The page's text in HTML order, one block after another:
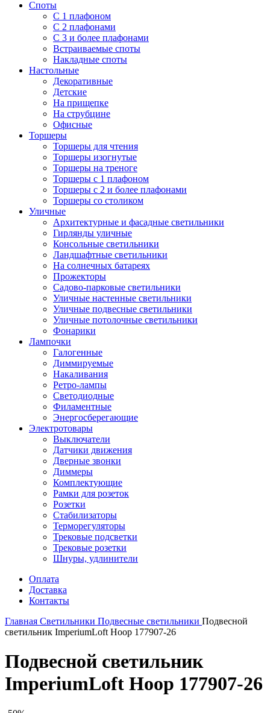
Споты
С 1 плафоном
С 2 плафонами
С 3 и более плафонами
Встраиваемые споты
Накладные споты
Настольные
Декоративные
Детские
На прищепке
На струбцине
Офисные
Торшеры
Торшеры для чтения
Торшеры изогнутые
Торшеры на треноге
Торшеры с 1 плафоном
Торшеры с 2 и более плафонами
Торшеры со столиком
Уличные
Архитектурные и фасадные светильники
Гирлянды уличные
Консольные светильники
Ландшафтные светильники
На солнечных батареях
Прожекторы
Садово-парковые светильники
Уличные настенные светильники
Уличные подвесные светильники
Уличные потолочные светильники
Фонарики
Лампочки
Галогенные
Диммируемые
Накаливания
Ретро-лампы
Светодиодные
Филаментные
Энергосберегающие
Электротовары
Выключатели
Датчики движения
Дверные звонки
Диммеры
Комплектующие
Рамки для розеток
Розетки
Стабилизаторы
Терморегуляторы
Трековые подсветки
Трековые розетки
Шнуры, удлинители
Оплата
Доставка
Контакты
Главная Светильники Подвесные светильники Подвесной
светильник ImperiumLoft Hoop 177907-26
Подвесной светильник
ImperiumLoft Hoop 177907-26